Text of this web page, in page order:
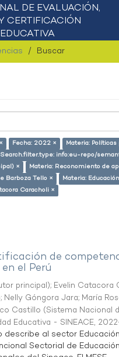
Buscar
Fecha: 2022 ×
Materia:
info:eu-repo/
× Materia: Reconomiento de
Barboza Tello × Materia:
Caracholi ×
de
el Perú
principal); Evelin Catacora
; Nelly Góngora Jara; María
Castillo (Sistema Nacional
Educativa - SINEACE,
describe al sector
Sectorial de